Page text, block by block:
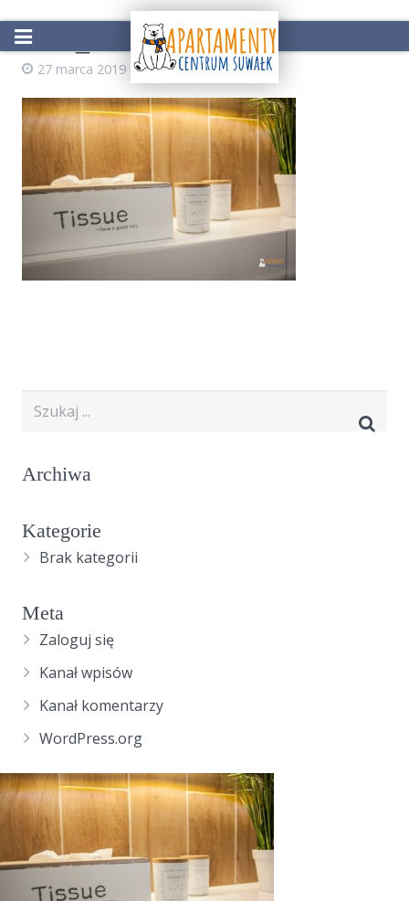
Start
Oferta
Atrakcje w okolicy
Galeria
Rezerwacja
IMG_4224
27 marca 2019 AdminZS
Archiwa
Kategorie
Brak kategorii
Meta
Zaloguj się
Kanał wpisów
Kanał komentarzy
WordPress.org